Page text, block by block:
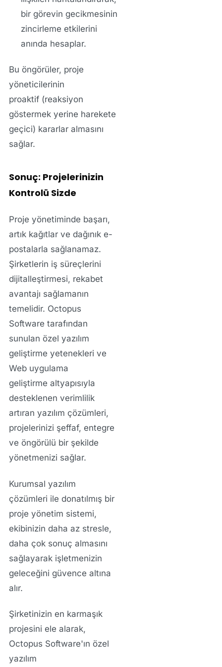
bir görevin gecikmesinin
zincirleme etkilerini
anında hesaplar.
Bu öngörüler, proje
yöneticilerinin
proaktif(reaksiyon
göstermek yerine harekete
geçici) kararlar almasını
sağlar.
Sonuç: Projelerinizin
Kontrolü Sizde
Proje yönetiminde başarı,
artık kağıtlar ve dağınık e-
postalarla sağlanamaz.
Şirketlerin iş süreçlerini
dijitalleştirmesi, rekabet
avantajı sağlamanın
temelidir. Octopus
Software tarafından
sunulan özel yazılım
geliştirme yetenekleri ve
Web uygulama
geliştirme altyapısıyla
desteklenen verimlilik
artıran yazılım çözümleri,
projelerinizi şeffaf, entegre
ve öngörülü bir şekilde
yönetmenizi sağlar.
Kurumsal yazılım
çözümleri ile donatılmış bir
proje yönetim sistemi,
ekibinizin daha az stresle,
daha çok sonuç almasını
sağlayarak işletmenizin
geleceğini güvence altına
alır.
Şirketinizin en karmaşık
projesini ele alarak,
Octopus Software'ın özel
yazılım